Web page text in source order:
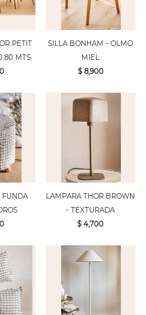
PETIT
MTS
SILLA BONHAM - OLMO
MIEL
$ 8,900
FUNDA
LAMPARA THOR BROWN
- TEXTURADA
$ 4,700